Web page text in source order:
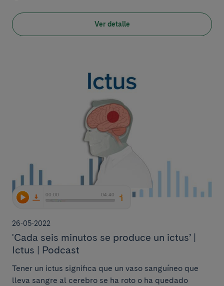
Ver detalle
26-05-2022
'Cada seis minutos se produce un ictus’ |
Ictus | Podcast
Tener un ictus significa que un vaso sanguíneo que
lleva sangre al cerebro se ha roto o ha quedado